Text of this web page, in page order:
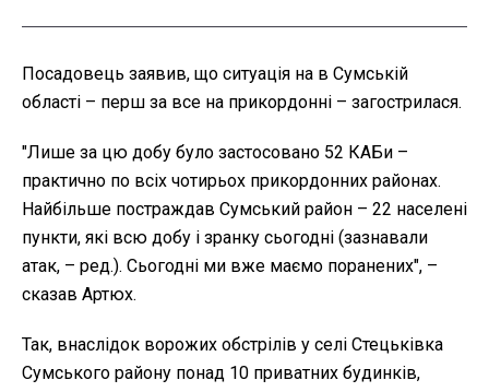
Посадовець заявив, що ситуація на в Сумській
області – перш за все на прикордонні – загострилася.
"Лише за цю добу було застосовано 52 КАБи –
практично по всіх чотирьох прикордонних районах.
Найбільше постраждав Сумський район – 22 населені
пункти, які всю добу і зранку сьогодні (зазнавали
атак, – ред.). Сьогодні ми вже маємо поранених", –
сказав Артюх.
Так, внаслідок ворожих обстрілів у селі Стецьківка
Сумського району понад 10 приватних будинків,